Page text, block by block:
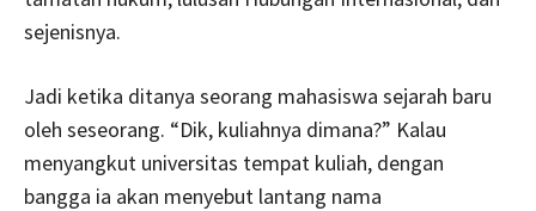
sejenisnya.
Jadi ketika ditanya seorang mahasiswa sejarah baru
oleh seseorang. “Dik, kuliahnya dimana?” Kalau
menyangkut universitas tempat kuliah, dengan
bangga ia akan menyebut lantang nama